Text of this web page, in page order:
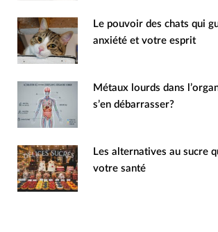
Le pouvoir des chats qui
anxiété et votre esprit
Métaux lourds dans
s’en débarrasser?
Les alternatives au sucre
votre santé